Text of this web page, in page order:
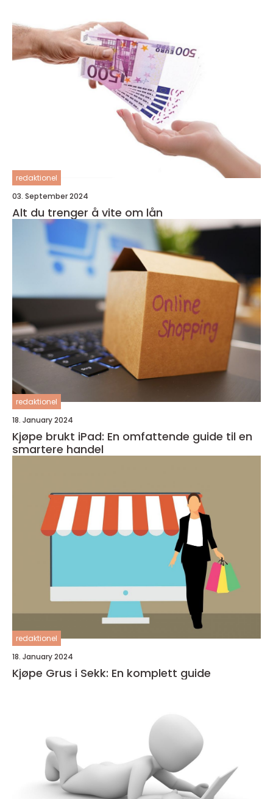
redaktionel
03. September 2024
Alt du trenger å vite om lån
redaktionel
18. January 2024
Kjøpe brukt iPad: En omfattende guide til en
smartere handel
redaktionel
18. January 2024
Kjøpe Grus i Sekk: En komplett guide